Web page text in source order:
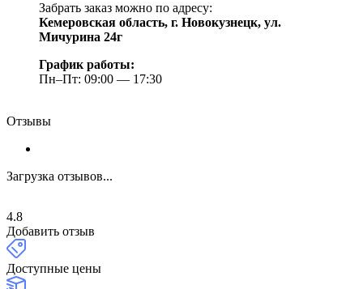
Забрать заказ можно по адресу:
Кемеровская область, г. Новокузнецк, ул.
Мичурина 24г
График работы:
Пн–Пт: 09:00 — 17:30
Отзывы
Загрузка отзывов...
4.8
Добавить отзыв
Доступные цены